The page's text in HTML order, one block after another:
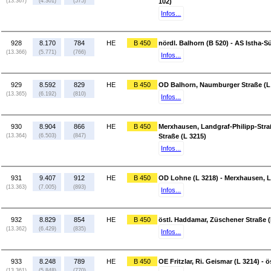
Infos...
928
(13.366)
8.170
(5.771)
784
(766)
HE B 450
nördl. Balhorn (B 520) - AS Istha-
Infos...
929
(13.365)
8.592
(6.192)
829
(810)
HE B 450
OD Balhorn, Naumburger Straße
Infos...
930
(13.364)
8.904
(6.503)
866
(847)
HE B 450
Merxhausen, Landgraf-Philipp-
Straße (L 3215)
Infos...
931
(13.363)
9.407
(7.005)
912
(893)
HE B 450
OD Lohne (L 3218) - Merxhausen,
Infos...
932
(13.362)
8.829
(6.429)
854
(835)
HE B 450
östl. Haddamar, Züschener Straße
Infos...
933 8.248 789 HE B 450
OE Fritzlar, Ri. Geismar (L 3214) -